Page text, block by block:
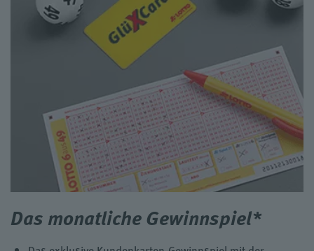
Das monatliche Gewinnspiel*